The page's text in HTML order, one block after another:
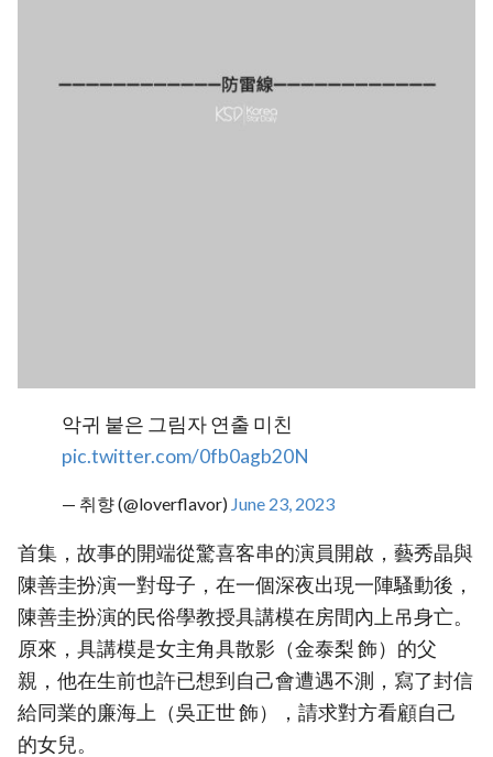
악귀 붙은 그림자 연출 미친
pic.twitter.com/0fb0agb20N
— 취향 (@loverflavor) June 23, 2023
首集，故事的開端從驚喜客串的演員開啟，藝秀晶與
陳善圭扮演一對母子，在一個深夜出現一陣騷動後，
陳善圭扮演的民俗學教授具講模在房間內上吊身亡。
原來，具講模是女主角具散影（金泰梨 飾）的父
親，他在生前也許已想到自己會遭遇不測，寫了封信
給同業的廉海上（吳正世 飾），請求對方看顧自己
的女兒。